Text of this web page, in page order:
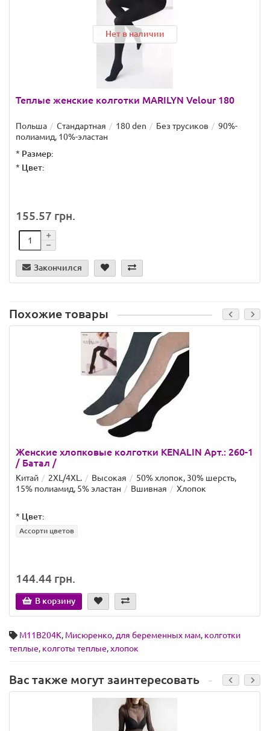
Нет в наличии
Теплые женские колготки MARILYN Velour 180
Польша Стандартная 180 den Без трусиков
90%-
полиамид, 10%-эластан
* Размер:
* Цвет:
155.57 грн.
Закончился
Похожие товары
Женские хлопковые колготки KENALIN Арт.: 260-1
/ Батал /
Китай 2XL/4XL. Высокая
50% хлопок, 30% шерсть,
15% полиамид, 5% эластан
Вшивная Хлопок
* Цвет:
Ассорти цветов
144.44 грн.
В корзину
М11В204К, Мисюренко,для беременных мам, колготки
теплые, колготы теплые,хлопок
Вас также могут заинтересовать